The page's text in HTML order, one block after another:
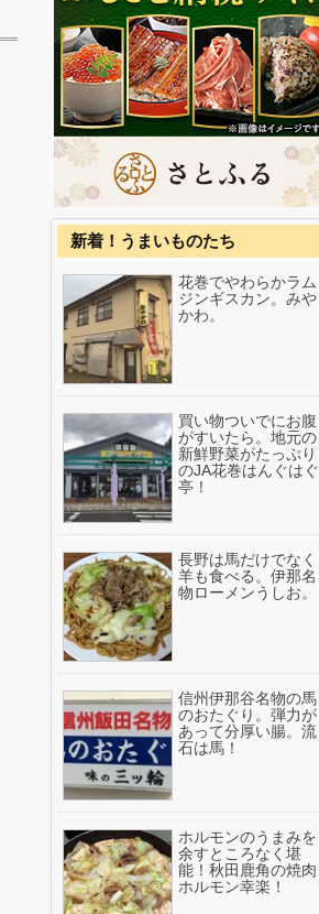
新着！うまいものたち
花巻でやわらかラム
ジンギスカン。みや
かわ。
買い物ついでにお腹
がすいたら。地元の
新鮮野菜がたっぷり
のJA花巻はんぐはぐ
亭！
長野は馬だけでなく
羊も食べる。伊那名
物ローメンうしお。
信州伊那谷名物の馬
のおたぐり。弾力が
あって分厚い腸。流
石は馬！
ホルモンのうまみを
余すところなく堪
能！秋田鹿角の焼肉
ホルモン幸楽！